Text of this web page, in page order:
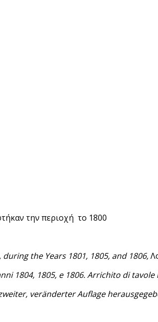
την περιοχή το 1800
the Years 1801, 1805, and 1806,
1804, 1805, e 1806. Arrichito di tavole
veränderter Auflage